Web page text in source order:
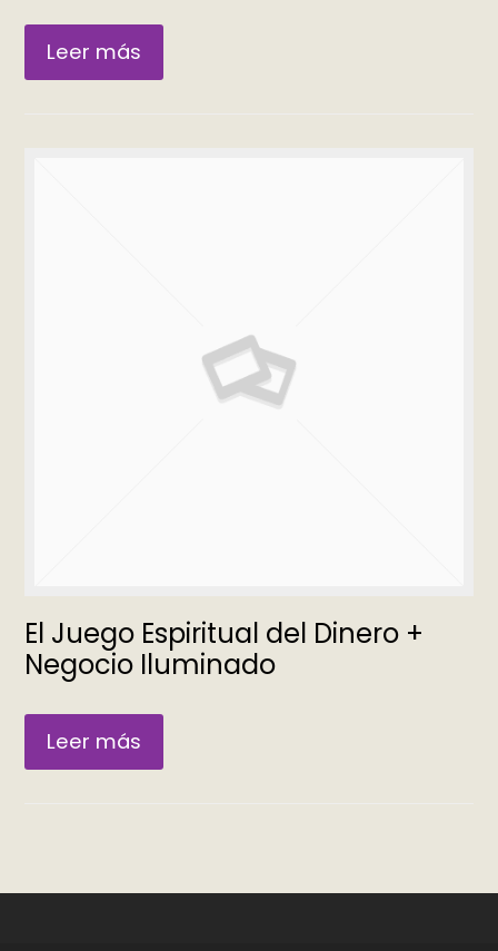
Leer más
El Juego Espiritual del Dinero +
Negocio Iluminado
Leer más